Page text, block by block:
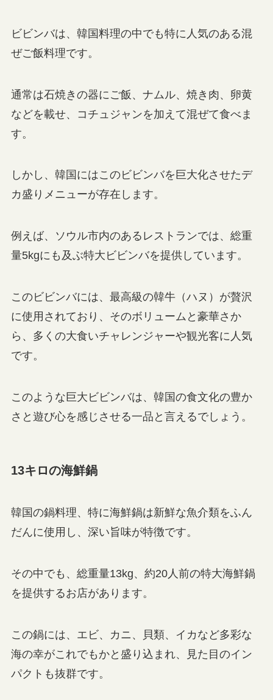
ビビンバは、韓国料理の中でも特に人気のある混
ぜご飯料理です。
通常は石焼きの器にご飯、ナムル、焼き肉、卵黄
などを載せ、コチュジャンを加えて混ぜて食べま
す。
しかし、韓国にはこのビビンバを巨大化させたデ
カ盛りメニューが存在します。
例えば、ソウル市内のあるレストランでは、総重
量5kgにも及ぶ特大ビビンバを提供しています。
このビビンバには、最高級の韓牛（ハヌ）が贅沢
に使用されており、そのボリュームと豪華さか
ら、多くの大食いチャレンジャーや観光客に人気
です。
このような巨大ビビンバは、韓国の食文化の豊か
さと遊び心を感じさせる一品と言えるでしょう。
13キロの海鮮鍋
韓国の鍋料理、特に海鮮鍋は新鮮な魚介類をふん
だんに使用し、深い旨味が特徴です。
その中でも、総重量13kg、約20人前の特大海鮮鍋
を提供するお店があります。
この鍋には、エビ、カニ、貝類、イカなど多彩な
海の幸がこれでもかと盛り込まれ、見た目のイン
パクトも抜群です。